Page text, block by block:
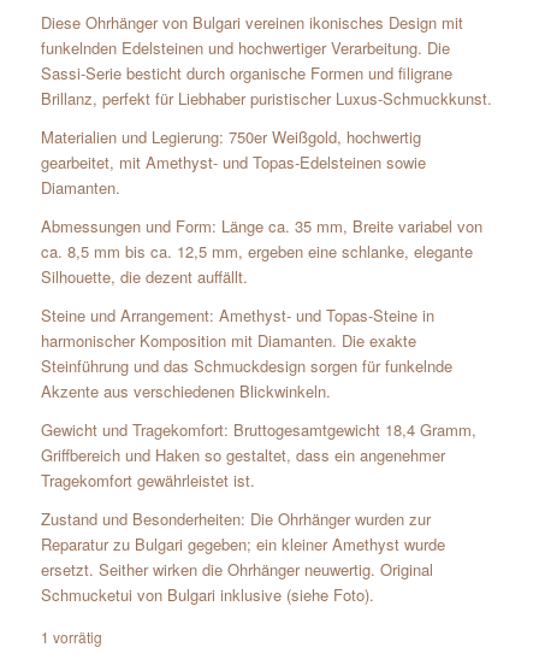
Diese Ohrhänger von Bulgari vereinen ikonisches Design mit
funkelnden Edelsteinen und hochwertiger Verarbeitung. Die
Sassi-Serie besticht durch organische Formen und filigrane
Brillanz, perfekt für Liebhaber puristischer Luxus-Schmuckkunst.
Materialien und Legierung: 750er Weißgold, hochwertig
gearbeitet, mit Amethyst- und Topas-Edelsteinen sowie
Diamanten.
Abmessungen und Form: Länge ca. 35 mm, Breite variabel von
ca. 8,5 mm bis ca. 12,5 mm, ergeben eine schlanke, elegante
Silhouette, die dezent auffällt.
Steine und Arrangement: Amethyst- und Topas-Steine in
harmonischer Komposition mit Diamanten. Die exakte
Steinführung und das Schmuckdesign sorgen für funkelnde
Akzente aus verschiedenen Blickwinkeln.
Gewicht und Tragekomfort: Bruttogesamtgewicht 18,4 Gramm,
Griffbereich und Haken so gestaltet, dass ein angenehmer
Tragekomfort gewährleistet ist.
Zustand und Besonderheiten: Die Ohrhänger wurden zur
Reparatur zu Bulgari gegeben; ein kleiner Amethyst wurde
ersetzt. Seither wirken die Ohrhänger neuwertig. Original
Schmucketui von Bulgari inklusive (siehe Foto).
1 vorrätig